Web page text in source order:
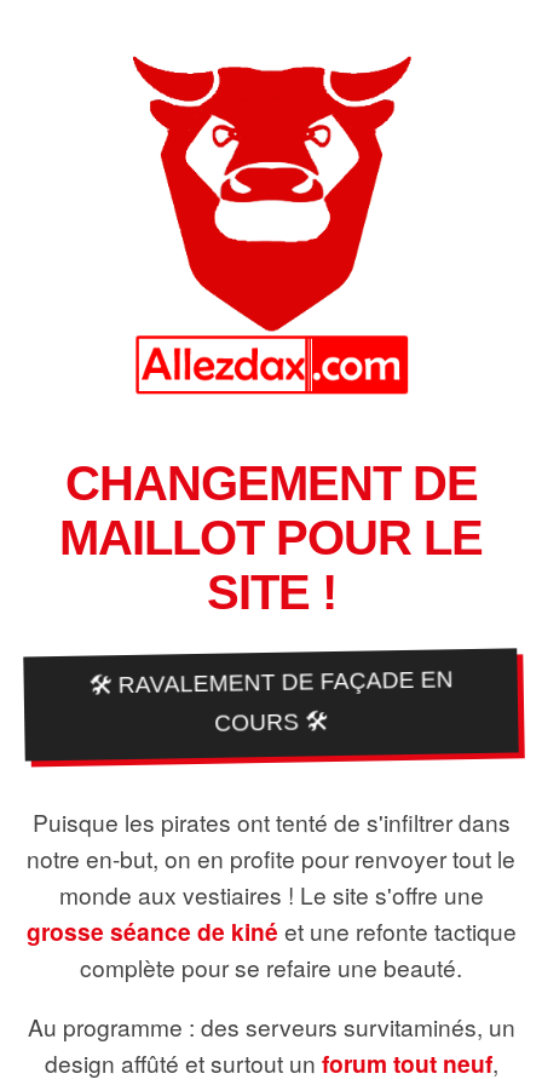
CHANGEMENT DE
MAILLOT POUR LE
SITE !
🛠️ RAVALEMENT DE FAÇADE EN
COURS 🛠️
Puisque les pirates ont tenté de s'infiltrer dans
notre en-but, on en profite pour renvoyer tout le
monde aux vestiaires ! Le site s'offre une
grosse séance de kiné et une refonte tactique
complète pour se refaire une beauté.
Au programme : des serveurs survitaminés, un
design affûté et surtout un forum tout neuf,